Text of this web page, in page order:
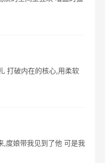
打破内在的核心,用柔软
,度娘带我见到了他 可是我